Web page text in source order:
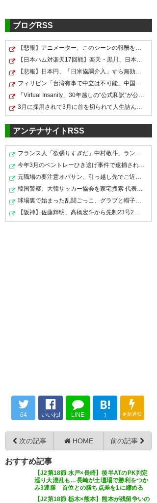
【第18節 栃木戦】試合終了 北
関東ダービーの鬼水戸が勝
利！！ 水戸の誇りは汚せない！
水戸2-1栃木
https://t.co/GvwQTrBj2P
#mitohollyhock
— 水戸ホーリーホック
(hollyhock_staff) 2018, 6月 10
水戸勝った！ 北関東ダービー先
— GHB (GHBq96)2018, 6月 10
最後めっちゃ荒れた北関東ダー
ビーでした。
— HeLa Tyler（ヒーラタイラ
ー） (oop07)2018, 6月 10
※タックルを受けた栃木MF西谷が激高し水戸MF黒
川を突き飛ばす→両軍もみ合いに
2018, 6月 10
荒れた久々の北関東ダービーだ
った #tochigisc
— でざ (dezatter)2018, 6月 10
水戸ホーリーホック勝
利！！！！！ #mitohollyhock
https://t.co/MZyUGa89hL
— どーざ (ra_izsk_o_n)2018, 6
月 10
個人的な意見ですが、これから
ミスして失点する事もあるかも
しれないけど、我慢強く長谷川
選手を使って欲しい
— GHB (GHBq96)
2018, 6月 10
今日のまとめ 長谷川初スタメン
田向復帰 槙人初ゴール そしてバ
イアーノバズーカにイエローカ
ブログRSS
【悲報】アニメーター、このシーンの報酬を公開するｗｗ…
【日本ハム対楽天17回戦】楽天・黒川、日本ハム・達から…
【悲報】日本円、「日米協調介入」すら無効化してしまう
フィリピン「台湾有事で中立は不可能」中国に覚悟表明
「Virtual Insanity」30年越しの“公式和訳“が公開される
3月に採用されて3月に首を切られて人生詰んだ話をしたい
アンテナサイトRSS
フランス人「欲張りすぎだ」中村敬斗、ランス残留の可能…
今年3月のベントレーひき逃げ事件で逮捕された男、韓国籍…
元職場の要注意オバサン、引っ越し先でご近所になり粘着…
韓国警察、大韓サッカー協会を家宅捜索 代表監督選考巡り
球場裏で始まった乱闘ごっこ、グラブと帽子を投げ捨てて…
【阪神】佐藤輝明、高橋宏斗から先制23号2ラン！京セラド…
64 いいね! LINE
B!
1 更新通知
次の記事 HOME 前の記事
おすすめ記事
【J2第18節 水戸×長崎】後半ATのPK判定
巡り大混乱も…長崎が土壇場で勝利をつか
み3連勝 首位との勝ち点差を1に縮める
【J2第18節 栃木×熊本】熊本が残留争いの